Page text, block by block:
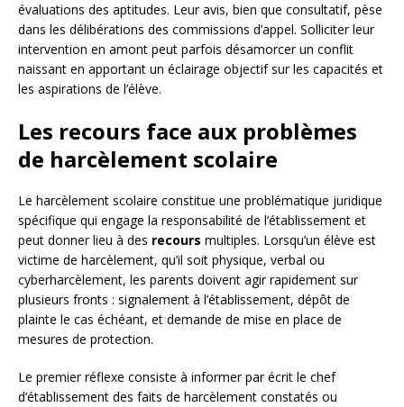
évaluations des aptitudes. Leur avis, bien que consultatif, pèse
dans les délibérations des commissions d’appel. Solliciter leur
intervention en amont peut parfois désamorcer un conflit
naissant en apportant un éclairage objectif sur les capacités et
les aspirations de l’élève.
Les recours face aux problèmes
de harcèlement scolaire
Le harcèlement scolaire constitue une problématique juridique
spécifique qui engage la responsabilité de l’établissement et
peut donner lieu à des recours multiples. Lorsqu’un élève est
victime de harcèlement, qu’il soit physique, verbal ou
cyberharcèlement, les parents doivent agir rapidement sur
plusieurs fronts : signalement à l’établissement, dépôt de
plainte le cas échéant, et demande de mise en place de
mesures de protection.
Le premier réflexe consiste à informer par écrit le chef
d’établissement des faits de harcèlement constatés ou